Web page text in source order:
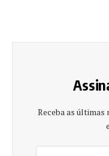
Receba as últimas